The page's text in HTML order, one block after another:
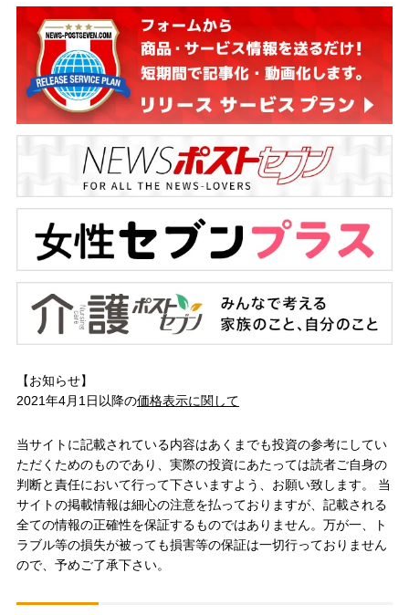
【お知らせ】
2021年4月1日以降の価格表示に関して
当サイトに記載されている内容はあくまでも投資の参考にしてい
ただくためのものであり、実際の投資にあたっては読者ご自身の
判断と責任において行って下さいますよう、お願い致します。 当
サイトの掲載情報は細心の注意を払っておりますが、記載される
全ての情報の正確性を保証するものではありません。万が一、ト
ラブル等の損失が被っても損害等の保証は一切行っておりません
ので、予めご了承下さい。